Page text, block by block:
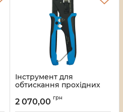
Інструмент для
обтискання прохідних
Thru, Hanlong
Артикул:HT-180EBG
2 070,00 грн